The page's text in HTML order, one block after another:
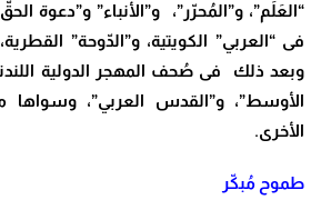
“العَلَم”، و”المُحرّر”، و”الأنباء” و”دعوة
فى “العربي” الكويتية، و”الدّوحة”
وبعد ذلك فى صُحف المهجر الدولية
الأوسط”، و”القدس العربي”،
الأخرى.
طموح مُبكّر